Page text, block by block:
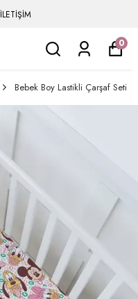
İLETİŞİM
0
Bebek Boy Lastikli Çarşaf Seti